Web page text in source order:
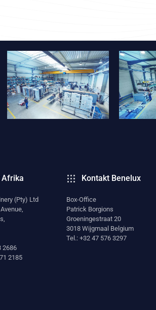
Afrika
(Pty) Ltd
2686
2185
Kontakt Benelux
Box-Office
Patrick Borgions
Groeningestraat 20
3018 Wijgmaal Belgium
Tel.: +32 47 576 3297